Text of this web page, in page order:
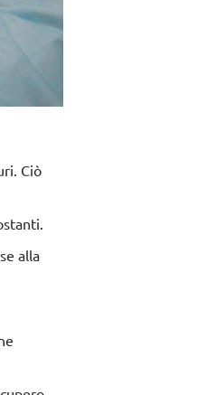
Ciò
alla